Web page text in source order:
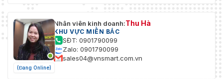
(Đang Online)
Nhân viên kinh doanh:Thu Hà
KHU VỰC MIỀN BẮC
SĐT: 0901790099
Zalo: 0901790099
sales04@vnsmart.com.vn